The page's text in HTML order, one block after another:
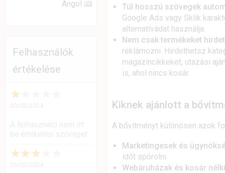
Angol
Felhasználók
értékelése
★
★★★
Túl hosszú szövegek
Google Ads vagy Sklik
alternatívádat használja.
Nem csak termékeket
reklámozni. Hirdethetsz
magazincikkeket, utazási
is, ahol nincs kosár.
Kiknek ajánlott a
A bővítményt különösen azok
Marketingesek és
időt spórolni.
Webáruházak és kosár